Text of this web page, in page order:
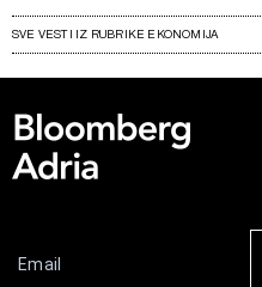
SVE VESTI IZ RUBRIKE EKONOMIJA